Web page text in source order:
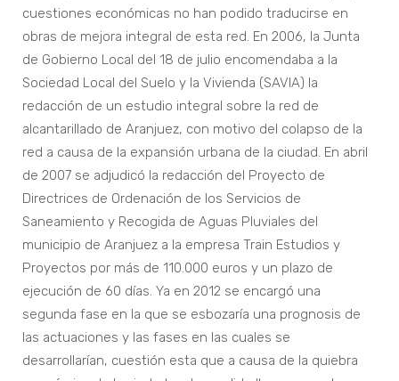
cuestiones económicas no han podido traducirse en
obras de mejora integral de esta red. En 2006, la Junta
de Gobierno Local del 18 de julio encomendaba a la
Sociedad Local del Suelo y la Vivienda (SAVIA) la
redacción de un estudio integral sobre la red de
alcantarillado de Aranjuez, con motivo del colapso de la
red a causa de la expansión urbana de la ciudad. En abril
de 2007 se adjudicó la redacción del Proyecto de
Directrices de Ordenación de los Servicios de
Saneamiento y Recogida de Aguas Pluviales del
municipio de Aranjuez a la empresa Train Estudios y
Proyectos por más de 110.000 euros y un plazo de
ejecución de 60 días. Ya en 2012 se encargó una
segunda fase en la que se esbozaría una prognosis de
las actuaciones y las fases en las cuales se
desarrollarían, cuestión esta que a causa de la quiebra